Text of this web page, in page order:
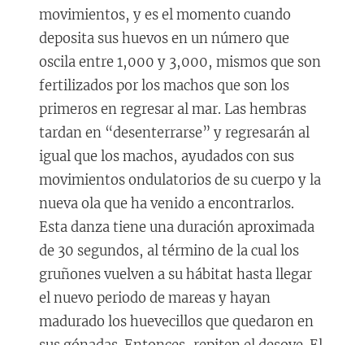
movimientos, y es el momento cuando
deposita sus huevos en un número que
oscila entre 1,000 y 3,000, mismos que son
fertilizados por los machos que son los
primeros en regresar al mar. Las hembras
tardan en “desenterrarse” y regresarán al
igual que los machos, ayudados con sus
movimientos ondulatorios de su cuerpo y la
nueva ola que ha venido a encontrarlos.
Esta danza tiene una duración aproximada
de 30 segundos, al término de la cual los
gruñones vuelven a su hábitat hasta llegar
el nuevo periodo de mareas y hayan
madurado los huevecillos que quedaron en